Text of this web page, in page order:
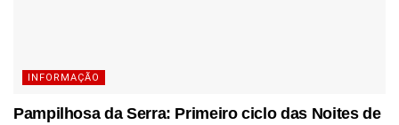
INFORMAÇÃO
Pampilhosa da Serra: Primeiro ciclo das Noites de